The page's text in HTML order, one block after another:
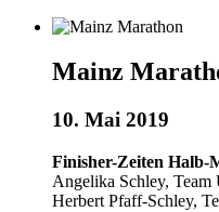
Mainz
10. Mai 2019
Finisher-Zeiten Halb-
Angelika Schley,
Herbert Pfaff-Schley,